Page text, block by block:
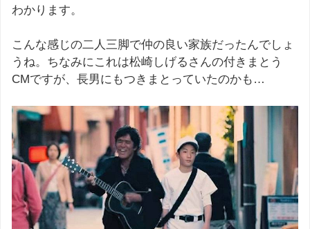
わかります。
こんな感じの二人三脚で仲の良い家族だったんでしょ
うね。ちなみにこれは松崎しげるさんの付きまとう
CMですが、長男にもつきまとっていたのかも…